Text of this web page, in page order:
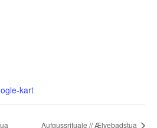
kart
Aufgussrituale // Ælvebadstua